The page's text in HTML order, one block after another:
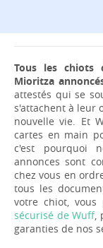
Tous les chiots
Mioritza
attestés qui se
s'attachent à leur
nouvelle vie. Et
cartes en main
c'est pourquoi
annonces sont
chez vous en
tous les
votre chiot, vous
sécurisé de Wuff,
garanties de nos